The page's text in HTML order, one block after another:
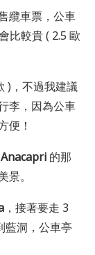
纜車票，公車
比較貴 ( 2.5 歐
)，不過我建議
李，因為公車
便！
Anacapri 的那
。
，接著要走 3
藍洞，公車亭